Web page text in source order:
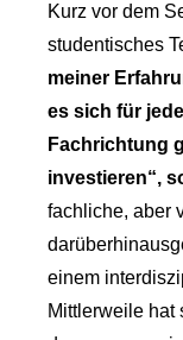
Kurz vor dem
studentisches
meiner
es sich für
Fachrichtung
investieren“,
fachliche, aber
einem
Mittlerweile hat